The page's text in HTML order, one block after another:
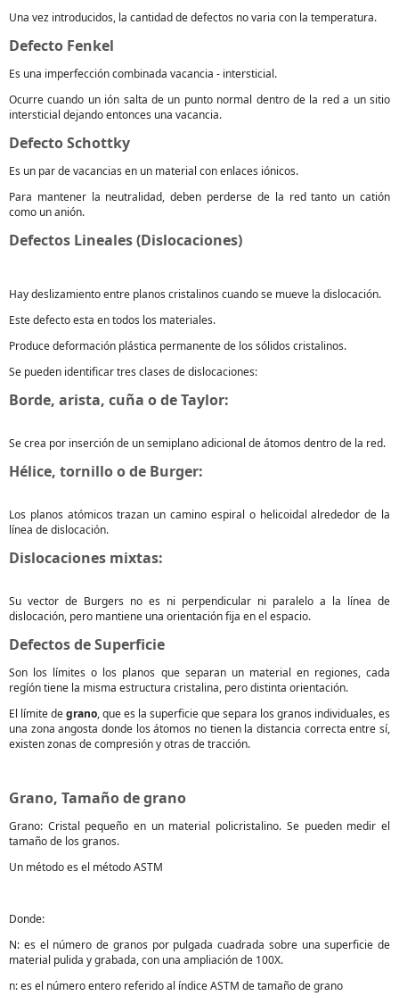
Una vez introducidos, la cantidad de defectos no varia con la temperatura.
Defecto Fenkel
Es una imperfección combinada vacancia - intersticial.
Ocurre cuando un ión salta de un punto normal dentro de la red a un sitio
intersticial dejando entonces una vacancia.
Defecto Schottky
Es un par de vacancias en un material con enlaces iónicos.
Para mantener la neutralidad, deben perderse de la red tanto un catión
como un anión.
Defectos Lineales (Dislocaciones)
Hay deslizamiento entre planos cristalinos cuando se mueve la dislocación.
Este defecto esta en todos los materiales.
Produce deformación plástica permanente de los sólidos cristalinos.
Se pueden identificar tres clases de dislocaciones:
Borde, arista, cuña o de Taylor:
Se crea por inserción de un semiplano adicional de átomos dentro de la red.
Hélice, tornillo o de Burger:
Los planos atómicos trazan un camino espiral o helicoidal alrededor de la
línea de dislocación.
Dislocaciones mixtas:
Su vector de Burgers no es ni perpendicular ni paralelo a la línea de
dislocación, pero mantiene una orientación fija en el espacio.
Defectos de Superficie
Son los límites o los planos que separan un material en regiones, cada
regíón tiene la misma estructura cristalina, pero distinta orientación.
El límite degrano, que es la superficie que separa los granos individuales, es
una zona angosta donde los átomos no tienen la distancia correcta entre sí,
existen zonas de compresión y otras de tracción.
Grano, Tamaño de grano
Grano: Cristal pequeño en un material policristalino. Se pueden medir el
tamaño de los granos.
Un método es el método ASTM
Donde:
N: es el número de granos por pulgada cuadrada sobre una superficie de
material pulida y grabada, con una ampliación de 100X.
n: es el número entero referido al índice ASTM de tamaño de grano